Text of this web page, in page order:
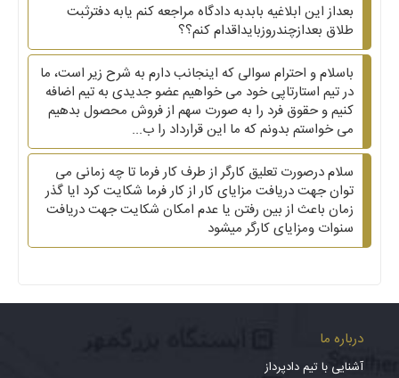
بعداز این ابلاغیه بابدبه دادگاه مراجعه کنم یابه دفترثبت
طلاق بعدازچندروزبایداقدام کنم؟؟
باسلام و احترام سوالی که اینجانب دارم به شرح زیر است، ما
در تیم استارتاپی خود می خواهیم عضو جدیدی به تیم اضافه
کنیم و حقوق فرد را به صورت سهم از فروش محصول بدهیم
می خواستم بدونم که ما این قرارداد را ب...
سلام درصورت تعلیق کارگر از طرف کار فرما تا چه زمانی می
توان جهت دریافت مزایای کار از کار فرما شکایت کرد ایا گذر
زمان باعث از بین رفتن یا عدم امکان شکایت جهت دریافت
سنوات ومزایای کارگر میشود
درباره ما
آشنایی با تیم دادپرداز